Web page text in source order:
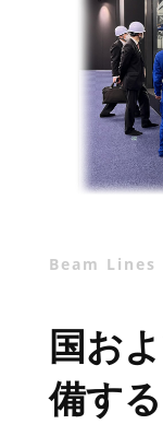
Beam Lines
国お
備す